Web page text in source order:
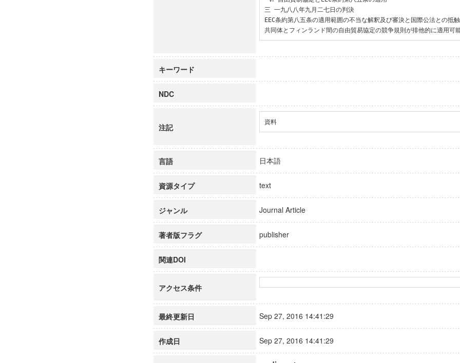
三 一九八八年九月二七日の判決
EEC条約第八五条の適用範囲の不当な解釈及び審決と国際公法との抵触
共同体とフィンランド間の自由貿易協定の競争規則が排他的に適用可
キーワード
NDC
注記
資料
言語 日本語
資源タイプ text
ジャンル Journal Article
著者版フラグ publisher
関連DOI
アクセス条件
最終更新日 Sep 27, 2016 14:41:29
作成日 Sep 27, 2016 14:41:29